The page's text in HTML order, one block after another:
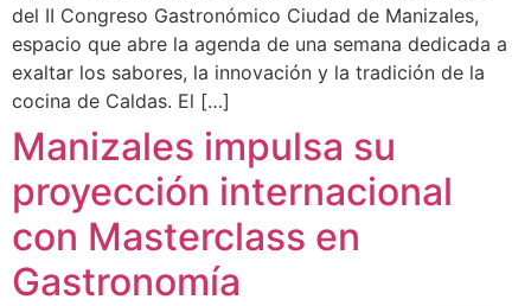
del II Congreso Gastronómico Ciudad de Manizales,
espacio que abre la agenda de una semana dedicada a
exaltar los sabores, la innovación y la tradición de la
cocina de Caldas. El […]
Manizales impulsa su
proyección internacional
con Masterclass en
Gastronomía